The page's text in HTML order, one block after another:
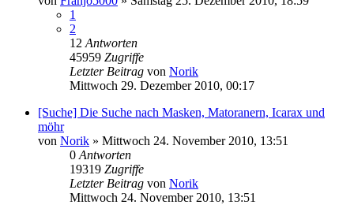
1
2
12 Antworten
45959 Zugriffe
Letzter Beitrag von Norik
Mittwoch 29. Dezember 2010, 00:17
[Suche] Die Suche nach Masken, Matoranern, Icarax und
möhr
von Norik » Mittwoch 24. November 2010, 13:51
0 Antworten
19319 Zugriffe
Letzter Beitrag von Norik
Mittwoch 24. November 2010, 13:51